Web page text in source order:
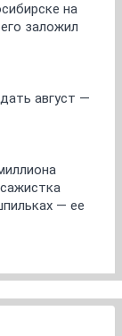
на
заложил
август —
— ее